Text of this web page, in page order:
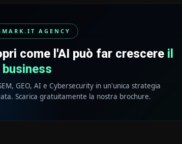
AGENCY
come l'AI può far crescere il
GEO, AI e Cybersecurity in un'unica strategia
Scarica gratuitamente la nostra brochure.